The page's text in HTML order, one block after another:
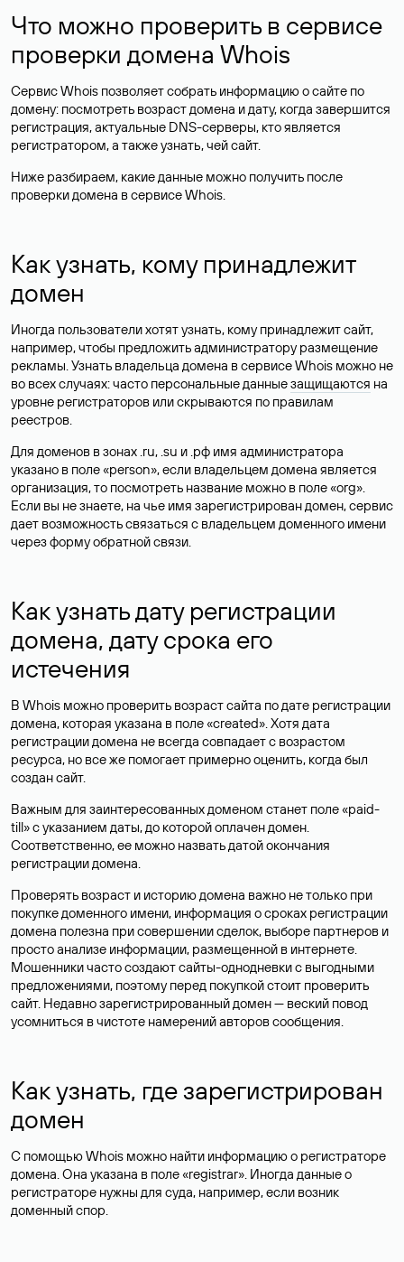
Что можно проверить в сервисе
проверки домена Whois
Сервис Whois позволяет собрать информацию о сайте по
домену: посмотреть возраст домена и дату, когда завершится
регистрация, актуальные DNS-серверы, кто является
регистратором, а также узнать, чей сайт.
Ниже разбираем, какие данные можно получить после
проверки домена в сервисе Whois.
Как узнать, кому принадлежит
домен
Иногда пользователи хотят узнать, кому принадлежит сайт,
например, чтобы предложить администратору размещение
рекламы. Узнать владельца домена в сервисе Whois можно не
во всех случаях: часто персональные данныезащищаются на
уровне регистраторов или скрываются по правилам
реестров.
Для доменов в зонах .ru, .su и .рф имя администратора
указано в поле «person», если владельцем домена является
организация, то посмотреть название можно в поле «org».
Если вы не знаете, на чье имя зарегистрирован домен, сервис
дает возможность связаться с владельцем доменного имени
через форму обратной связи.
Как узнать дату регистрации
домена, дату срока его
истечения
В Whois можно проверить возраст сайта по дате регистрации
домена, которая указана в поле «created». Хотя дата
регистрации домена не всегда совпадает с возрастом
ресурса, но все же помогает примерно оценить, когда был
создан сайт.
Важным для заинтересованных доменом станет поле «paid-
till» с указанием даты, до которой оплачен домен.
Соответственно, ее можно назвать датой окончания
регистрации домена.
Проверять возраст и историю домена важно не только при
покупке доменного имени, информация о сроках регистрации
домена полезна при совершении сделок, выборе партнеров и
просто анализе информации, размещенной в интернете.
Мошенники часто создают сайты-однодневки с выгодными
предложениями, поэтому перед покупкой стоит проверить
сайт. Недавно зарегистрированный домен — веский повод
усомниться в чистоте намерений авторов сообщения.
Как узнать, где зарегистрирован
домен
С помощью Whois можно найти информацию о регистраторе
домена. Она указана в поле «registrar». Иногда данные о
регистраторе нужны для суда, например, если возник
доменный спор.